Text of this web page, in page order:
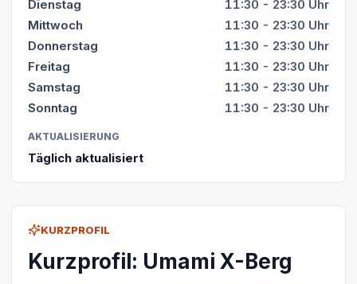
KURZPROFIL
Kurzprofil: Umami X-Berg
Dienstag
11:30 - 23:30 Uhr
Mittwoch
11:30 - 23:30 Uhr
Donnerstag
11:30 - 23:30 Uhr
Freitag
11:30 - 23:30 Uhr
Samstag
11:30 - 23:30 Uhr
Sonntag
11:30 - 23:30 Uhr
AKTUALISIERUNG
Täglich aktualisiert